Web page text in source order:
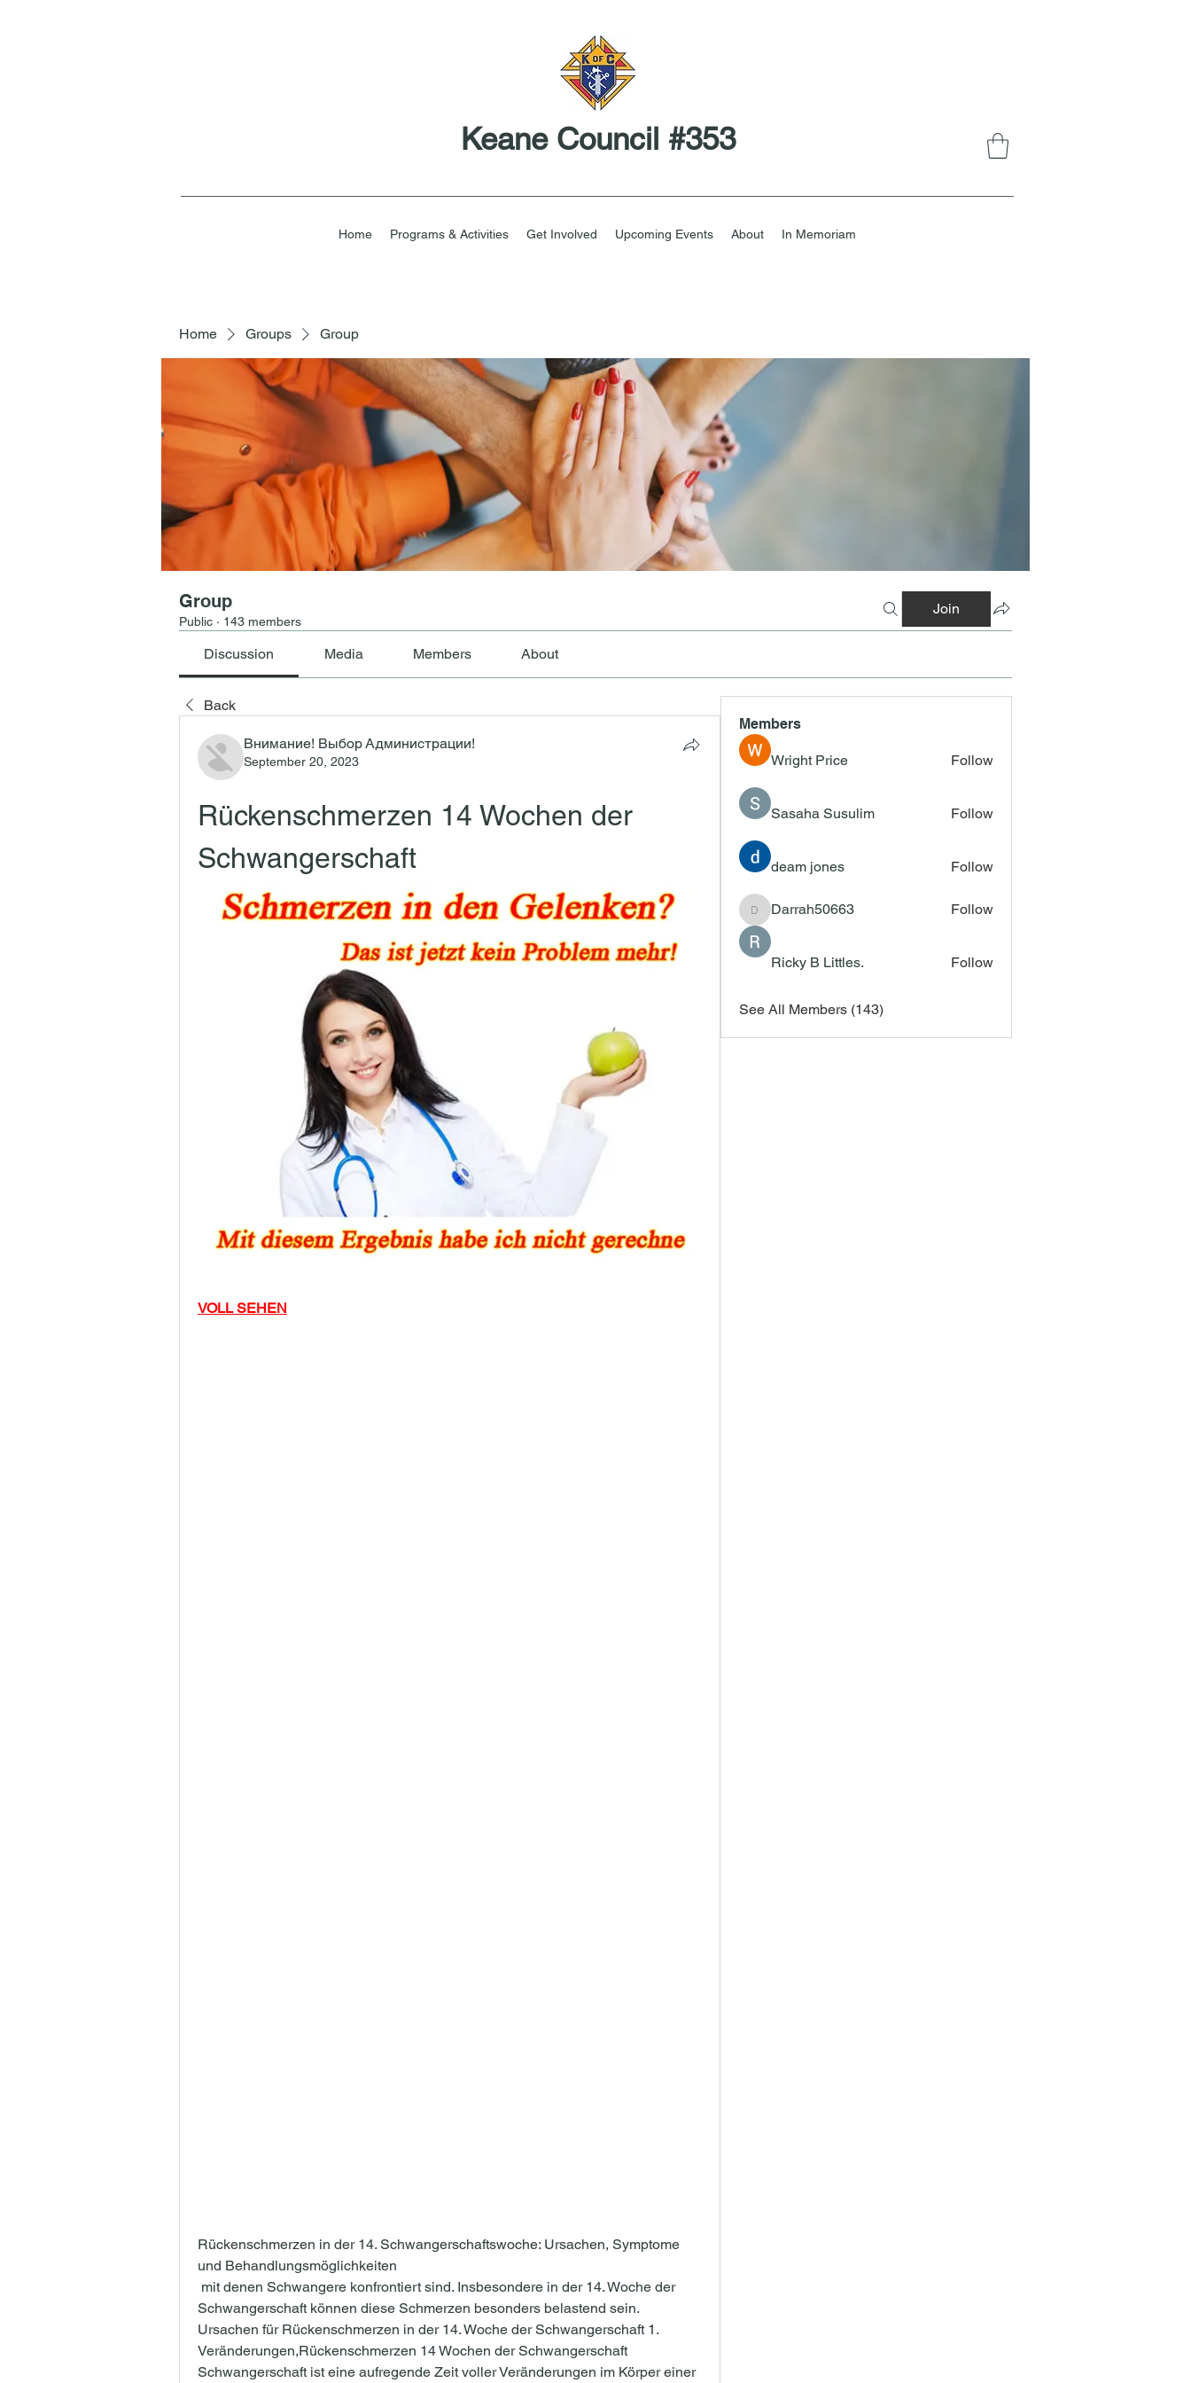
Keane Council #353
Home Programs & Activities Get Involved Upcoming Events About In Memoriam
Home Groups Group
Group
Public · 143 members
Join
Discussion Media Members About
Back
Внимание! Выбор Администрации!
September 20, 2023
Rückenschmerzen 14 Wochen der
Schwangerschaft
VOLL SEHEN
Rückenschmerzen in der 14. Schwangerschaftswoche: Ursachen, Symptome
und Behandlungsmöglichkeiten
Schwangerschaft können diese Schmerzen besonders belastend sein.
Ursachen für Rückenschmerzen in der 14. Woche der Schwangerschaft 1.
Veränderungen,Rückenschmerzen 14 Wochen der Schwangerschaft
Schwangerschaft ist eine aufregende Zeit voller Veränderungen im Körper einer
Members
Wright Price Follow
Sasaha Susulim Follow
deam jones Follow
Darrah50663
Darrah50663 Follow
Ricky B Littles. Follow
See All Members (143)